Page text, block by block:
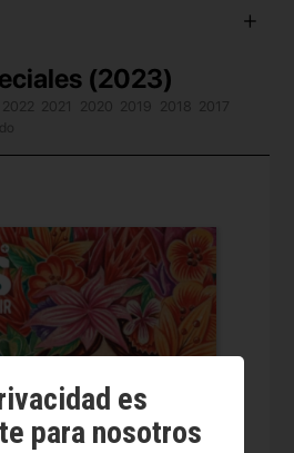
(2023)
2022 2021 2020 2019 2018
2017
es
para nosotros